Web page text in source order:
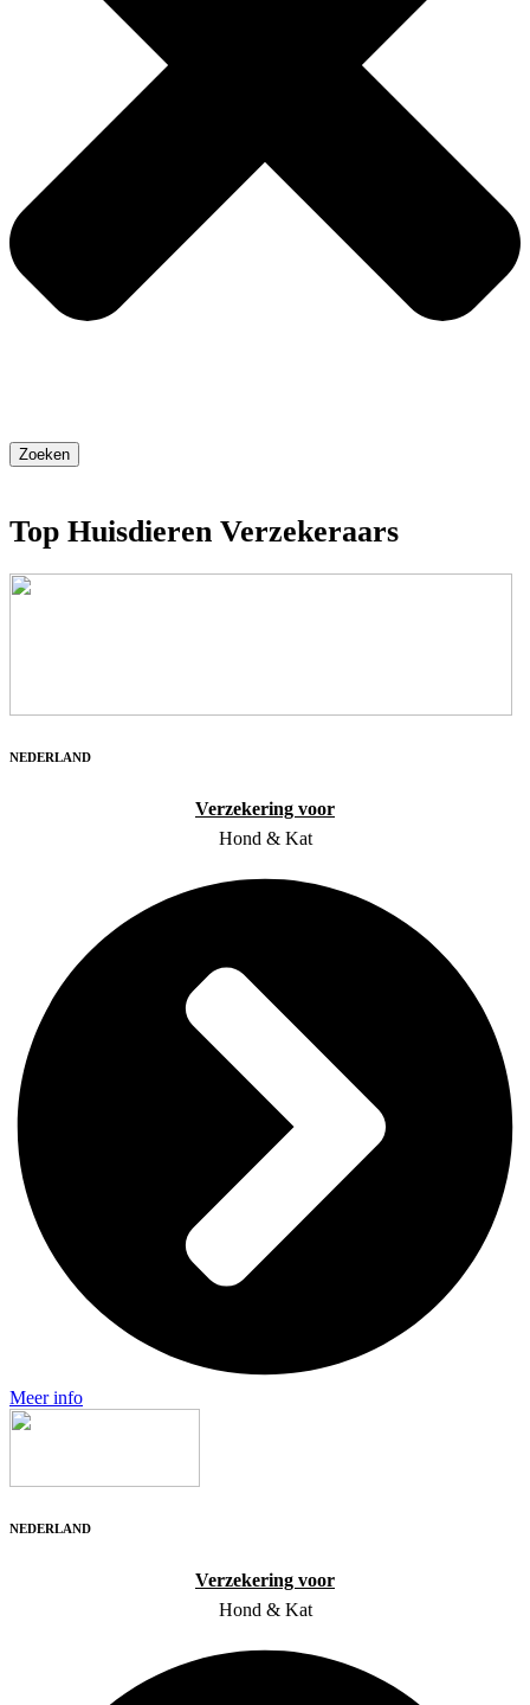
Zoeken
Top Huisdieren Verzekeraars
NEDERLAND
Verzekering voor
Hond & Kat
Meer info
NEDERLAND
Verzekering voor
Hond & Kat